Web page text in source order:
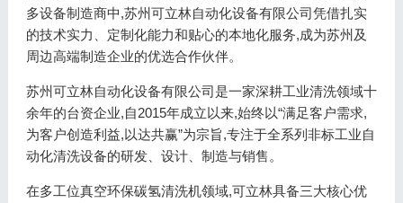
多设备制造商中,苏州可立林自动化设备有限公司凭借扎实
的技术实力、定制化能力和贴心的本地化服务,成为苏州及
周边高端制造企业的优选合作伙伴。
苏州可立林自动化设备有限公司是一家深耕工业清洗领域十
余年的台资企业,自2015年成立以来,始终以“满足客户需求,
为客户创造利益,以达共赢”为宗旨,专注于全系列非标工业自
动化清洗设备的研发、设计、制造与销售。
在多工位真空环保碳氢清洗机领域,可立林具备三大核心优